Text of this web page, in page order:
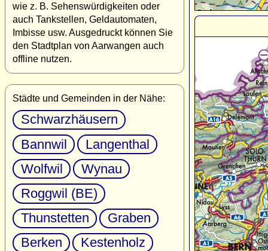
wie z. B. Sehenswürdigkeiten oder
auch Tankstellen, Geldautomaten,
Imbisse usw. Ausgedruckt können Sie
den Stadtplan von Aarwangen auch
offline nutzen.
Städte und Gemeinden in der Nähe:
Schwarzhäusern
Bannwil
Langenthal
Wolfwil
Wynau
Roggwil (BE)
Thunstetten
Graben
Berken
Kestenholz